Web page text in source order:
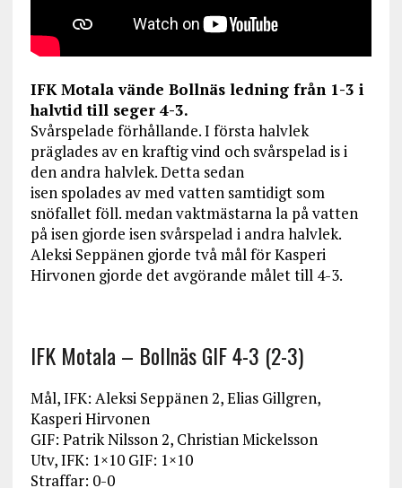
IFK Motala vände Bollnäs ledning från 1-3 i
halvtid till seger 4-3.
Svårspelade förhållande. I första halvlek
präglades av en kraftig vind och svårspelad is i
den andra halvlek. Detta sedan
isen spolades av med vatten samtidigt som
snöfallet föll. medan vaktmästarna la på vatten
på isen gjorde isen svårspelad i andra halvlek.
Aleksi Seppänen gjorde två mål för Kasperi
Hirvonen gjorde det avgörande målet till 4-3.
IFK Motala – Bollnäs GIF 4-3 (2-3)
Mål, IFK: Aleksi Seppänen 2, Elias Gillgren,
Kasperi Hirvonen
GIF: Patrik Nilsson 2, Christian Mickelsson
Utv, IFK: 1×10 GIF: 1×10
Straffar: 0-0